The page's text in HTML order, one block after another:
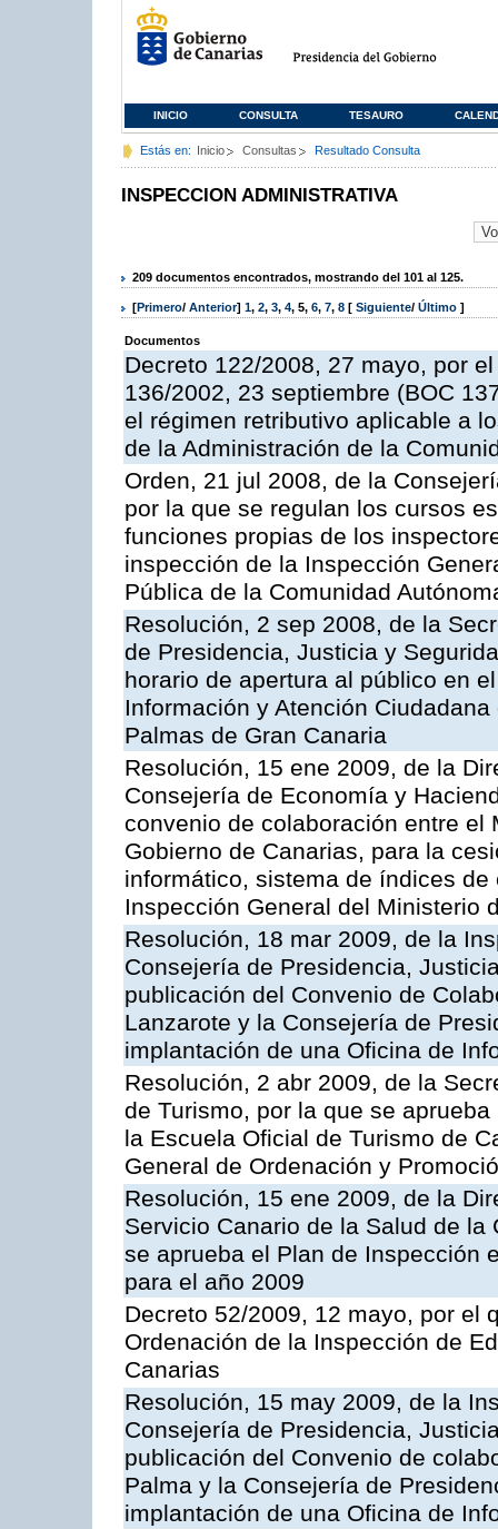
INICIO CONSULTA TESAURO
Estás en: Inicio Consultas Resultado Consulta
INSPECCION ADMINISTRATIVA
209 documentos encontrados, mostrando del 101 al 125.
[Primero/ Anterior] 1, 2, 3, 4, 5, 6, 7, 8 [ Siguiente/ Último ]
Documentos
Decreto 122/2008, 27 mayo, por
136/2002, 23 septiembre (BOC
el régimen retributivo aplicable a
de la Administración de la
Orden, 21 jul 2008, de la
por la que se regulan los cursos
funciones propias de los
inspección de la Inspección
Pública de la Comunidad
Resolución, 2 sep 2008, de la
de Presidencia, Justicia y
horario de apertura al público en
Información y Atención
Palmas de Gran Canaria
Resolución, 15 ene 2009, de la
Consejería de Economía y
convenio de colaboración entre
Gobierno de Canarias, para la
informático, sistema de índices
Inspección General del Ministerio
Resolución, 18 mar 2009, de la
Consejería de Presidencia,
publicación del Convenio de
Lanzarote y la Consejería de
implantación de una Oficina de
Resolución, 2 abr 2009, de la
de Turismo, por la que se
la Escuela Oficial de Turismo de
General de Ordenación y
Resolución, 15 ene 2009, de la
Servicio Canario de la Salud de
se aprueba el Plan de Inspección
para el año 2009
Decreto 52/2009, 12 mayo, por el
Ordenación de la Inspección de
Canarias
Resolución, 15 may 2009, de la
Consejería de Presidencia,
publicación del Convenio de
Palma y la Consejería de
implantación de una Oficina de